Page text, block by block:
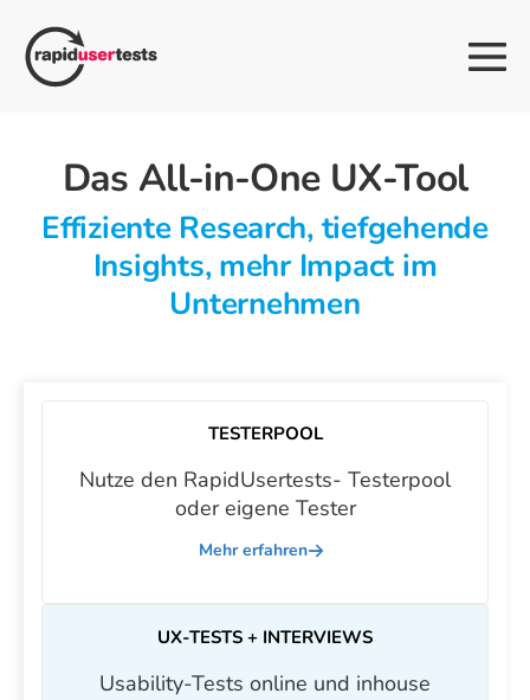
Inhalt
springen
Das All-in-One UX-Tool
Effiziente Research, tiefgehende
Insights, mehr Impact im
Unternehmen
TESTERPOOL
Nutze den RapidUsertests- Testerpool
oder eigene Tester
Mehr erfahren
UX-TESTS + INTERVIEWS
Usability-Tests online und inhouse